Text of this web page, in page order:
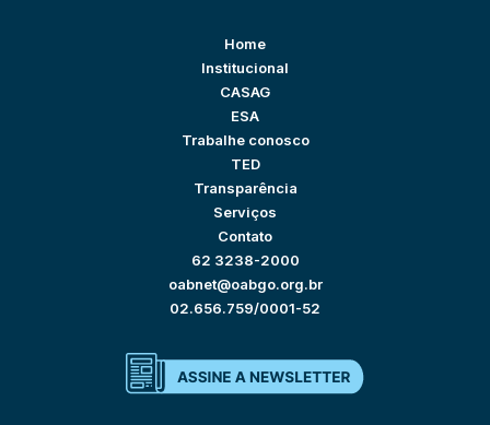
Home
Institucional
CASAG
ESA
Trabalhe conosco
TED
Transparência
Serviços
Contato
62 3238-2000
oabnet@oabgo.org.br
02.656.759/0001-52